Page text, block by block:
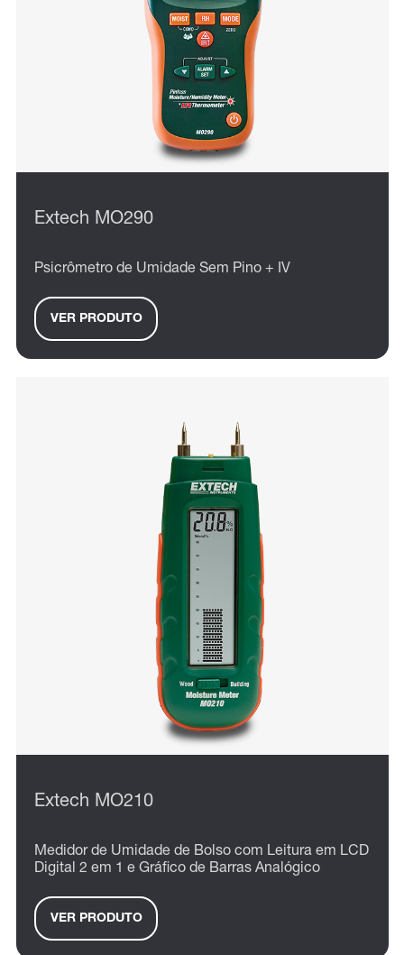
Extech MO290
Psicrômetro de Umidade Sem Pino + IV
VER PRODUTO
Extech MO210
Medidor de Umidade de Bolso com Leitura em LCD
Digital 2 em 1 e Gráfico de Barras Analógico
VER PRODUTO